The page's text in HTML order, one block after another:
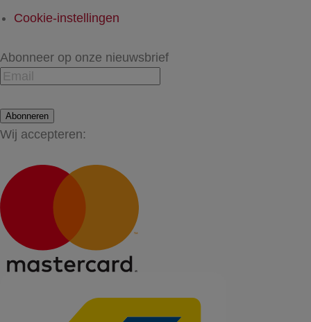
Cookie-instellingen
Abonneer op onze nieuwsbrief
Abonneren
Wij accepteren: